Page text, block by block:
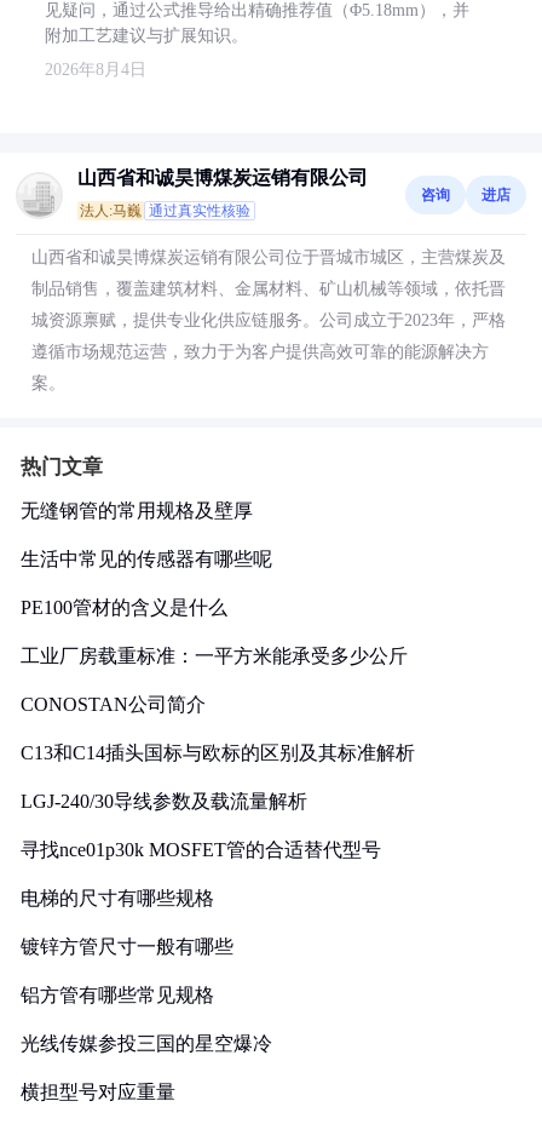
见疑问，通过公式推导给出精确推荐值（Φ5.18mm），并
附加工艺建议与扩展知识。
2026年8月4日
山西省和诚昊博煤炭运销有限公司
法人:马巍 通过真实性核验
咨询 进店
山西省和诚昊博煤炭运销有限公司位于晋城市城区，主营煤炭及
制品销售，覆盖建筑材料、金属材料、矿山机械等领域，依托晋
城资源禀赋，提供专业化供应链服务。公司成立于2023年，严格
遵循市场规范运营，致力于为客户提供高效可靠的能源解决方
案。
热门文章
无缝钢管的常用规格及壁厚
生活中常见的传感器有哪些呢
PE100管材的含义是什么
工业厂房载重标准：一平方米能承受多少公斤
CONOSTAN公司简介
C13和C14插头国标与欧标的区别及其标准解析
LGJ-240/30导线参数及载流量解析
寻找nce01p30k MOSFET管的合适替代型号
电梯的尺寸有哪些规格
镀锌方管尺寸一般有哪些
铝方管有哪些常见规格
光线传媒参投三国的星空爆冷
横担型号对应重量